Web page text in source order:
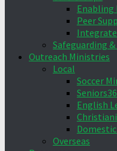
Enabling
Peer
Safeguarding &
Outreach Ministries
Local
Soccer
English
Overseas